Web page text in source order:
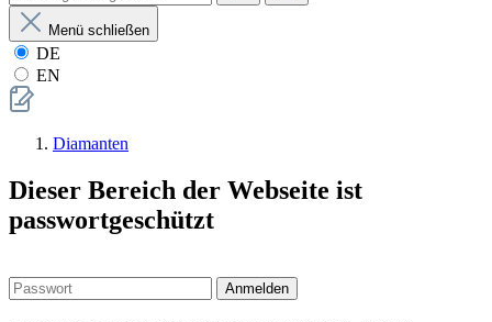
Menü schließen
DE
EN
Diamanten
Dieser Bereich der Webseite ist
passwortgeschützt
Anmelden